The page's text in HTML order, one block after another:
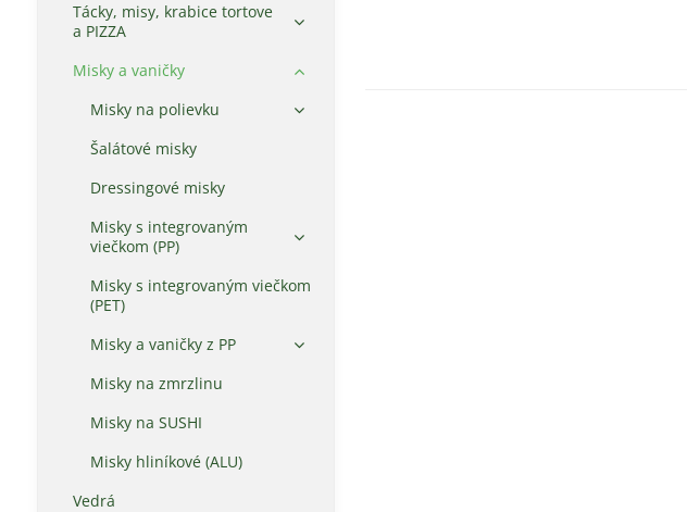
Tácky, misy, krabice tortove
a PIZZA
Misky a vaničky
Misky na polievku
Šalátové misky
Dressingové misky
Misky s integrovaným
viečkom (PP)
Misky s integrovaným viečkom
(PET)
Misky a vaničky z PP
Misky na zmrzlinu
Misky na SUSHI
Misky hliníkové (ALU)
Vedrá